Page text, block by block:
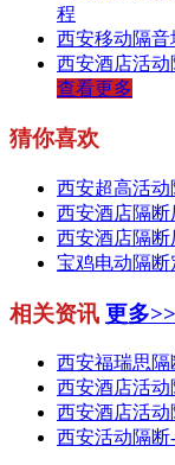
程
西安移动隔音
西安酒店活
查看更多
猜你喜欢
西安超高活
西安酒店隔
西安酒店隔
宝鸡电动隔
相关资讯 更多>>
西安福瑞思
西安酒店活
西安酒店活
西安活动隔